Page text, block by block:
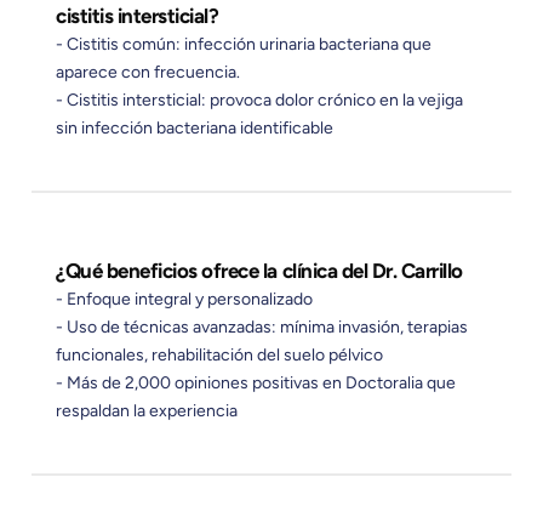
cistitis intersticial?
- Cistitis común: infección urinaria bacteriana que
aparece con frecuencia.
- Cistitis intersticial: provoca dolor crónico en la vejiga
sin infección bacteriana identificable
¿Qué beneficios ofrece la clínica del Dr. Carrillo
- Enfoque integral y personalizado
- Uso de técnicas avanzadas: mínima invasión, terapias
funcionales, rehabilitación del suelo pélvico
- Más de 2,000 opiniones positivas en Doctoralia que
respaldan la experiencia